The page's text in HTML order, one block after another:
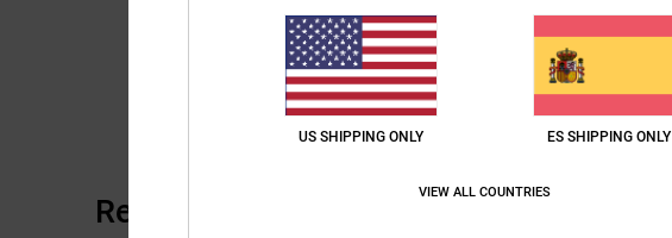
Reseñas de los clientes
US SHIPPING ONLY ES SHIPPING ONLY
VIEW ALL COUNTRIES